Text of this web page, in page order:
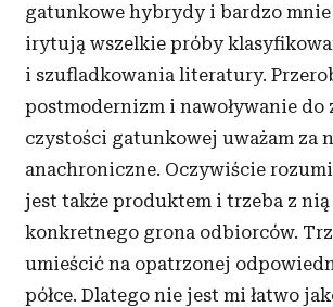
gatunkowe hybrydy i bardzo mnie
irytują wszelkie próby
i szufladkowania literatury.
postmodernizm i nawoływanie do
czystości gatunkowej uważam za
anachroniczne. Oczywiście
jest także produktem i trzeba z
konkretnego grona odbiorców.
umieścić na opatrzonej
półce. Dlatego nie jest mi łatwo